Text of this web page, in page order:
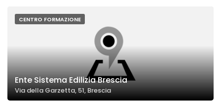
CENTRO FORMAZIONE
Ente Sistema Edilizia Brescia
Via della Garzetta, 51, Brescia